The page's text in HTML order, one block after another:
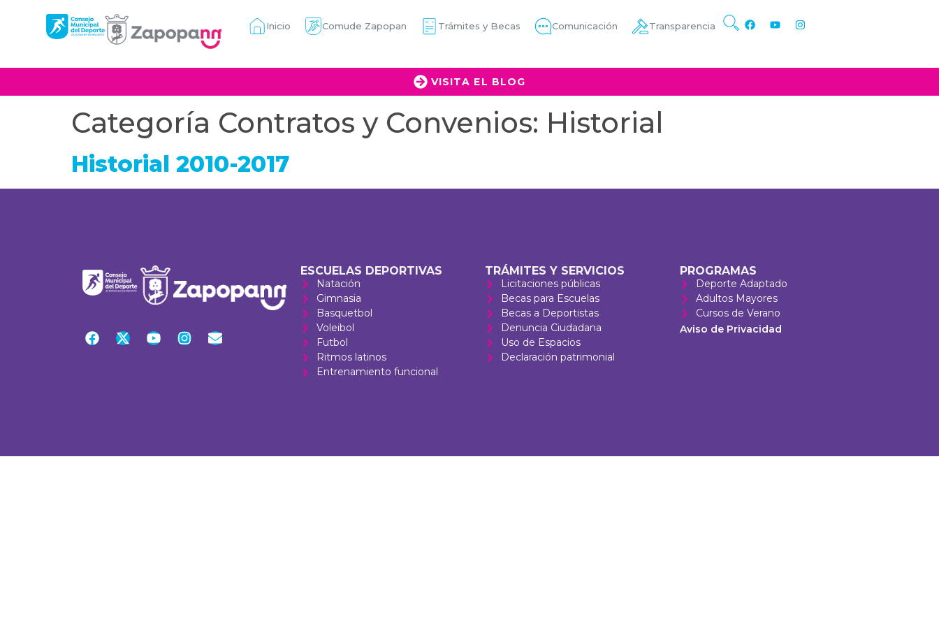
Inicio Comude Zapopan Trámites y Becas Comunicación Transparencia
VISITA EL BLOG
Categoría Contratos y Convenios: Historial
Historial 2010-2017
ESCUELAS DEPORTIVAS
Natación
Gimnasia
Basquetbol
Voleibol
Futbol
Ritmos latinos
Entrenamiento funcional
TRÁMITES Y SERVICIOS
Licitaciones públicas
Becas para Escuelas
Becas a Deportistas
Denuncia Ciudadana
Uso de Espacios
Declaración patrimonial
PROGRAMAS
Deporte Adaptado
Adultos Mayores
Cursos de Verano
Aviso de Privacidad